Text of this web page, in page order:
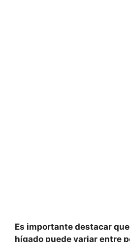
Es importante destacar que
hígado puede variar entre